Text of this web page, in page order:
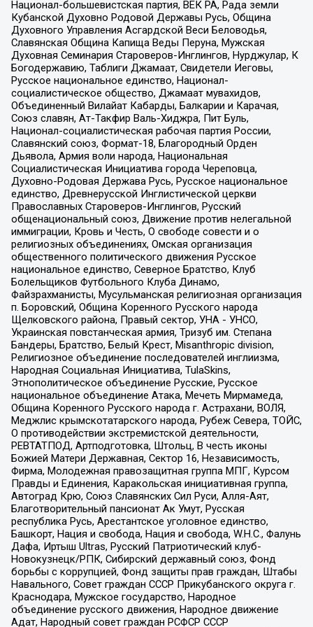
Национал-большевистская партия, ВЕК РА, Рада земли
Кубанской Духовно Родовой Державы Русь, Община
Духовного Управления Асгардской Веси Беловодья,
Славянская Община Капища Веды Перуна, Мужская
Духовная Семинария Староверов-Инглингов, Нурджулар, К
Богодержавию, Таблиги Джамаат, Свидетели Иеговы,
Русское национальное единство, Национал-
социалистическое общество, Джамаат мувахидов,
Объединенный Вилайат Кабарды, Балкарии и Карачая,
Союз славян, Ат-Такфир Валь-Хиджра, Пит Буль,
Национал-социалистическая рабочая партия России,
Славянский союз, Формат-18, Благородный Орден
Дьявола, Армия воли народа, Национальная
Социалистическая Инициатива города Череповца,
Духовно-Родовая Держава Русь, Русское национальное
единство, Древнерусской Инглистической церкви
Православных Староверов-Инглингов, Русский
общенациональный союз, Движение против нелегальной
иммиграции, Кровь и Честь, О свободе совести и о
религиозных объединениях, Омская организация
общественного политического движения Русское
национальное единство, Северное Братство, Клуб
Болельщиков Футбольного Клуба Динамо,
Файзрахманисты, Мусульманская религиозная организация
п. Боровский, Община Коренного Русского народа
Щелковского района, Правый сектор, УНА - УНСО,
Украинская повстанческая армия, Тризуб им. Степана
Бандеры, Братство, Белый Крест, Misanthropic division,
Религиозное объединение последователей инглиизма,
Народная Социальная Инициатива, TulaSkins,
Этнополитическое объединение Русские, Русское
национальное объединение Атака, Мечеть Мирмамеда,
Община Коренного Русского народа г. Астрахани, ВОЛЯ,
Меджлис крымскотатарского народа, Рубеж Севера, ТОЙС,
О противодействии экстремистской деятельности,
РЕВТАТПОД, Артподготовка, Штольц, В честь иконы
Божией Матери Державная, Сектор 16, Независимость,
Фирма, Молодежная правозащитная группа МПГ, Курсом
Правды и Единения, Каракольская инициативная группа,
Автоград Крю, Союз Славянских Сил Руси, Алля-Аят,
Благотворительный пансионат Ак Умут, Русская
республика Русь, Арестантское уголовное единство,
Башкорт, Нация и свобода, Нация и свобода, W.H.С., Фалунь
Дафа, Иртыш Ultras, Русский Патриотический клуб-
Новокузнецк/РПК, Сибирский державный союз, Фонд
борьбы с коррупцией, Фонд защиты прав граждан, Штабы
Навального, Совет граждан СССР Прикубанского округа г.
Краснодара, Мужское государство, Народное
объединение русского движения, Народное движение
Адат, Народный совет граждан РСФСР СССР